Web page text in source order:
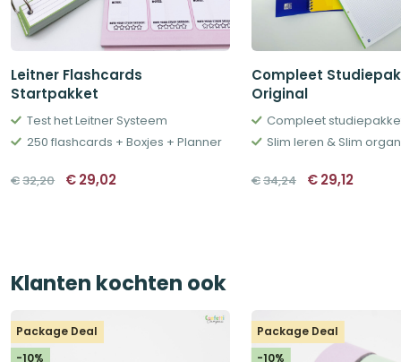
Leitner Flashcards
Startpakket
Test het Leitner Systeem
250 flashcards + Boxjes + Planner
€32,20 Oorspronkelijke
prijs
€29,02
Compleet
Original
Compleet
Slim leren & Slim
€34,24 prijs
€29,12
Klanten kochten ook
Package Deal
-10%
Package Deal
-10%